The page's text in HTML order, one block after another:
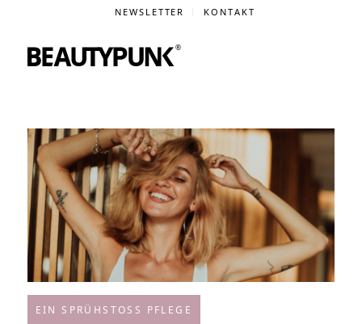
NEWSLETTER KONTAKT
EIN SPRÜHSTOSS PFLEGE